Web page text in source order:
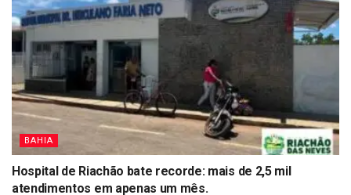
BAHIA
Hospital de Riachão bate recorde: mais de 2,5 mil
atendimentos em apenas um mês.